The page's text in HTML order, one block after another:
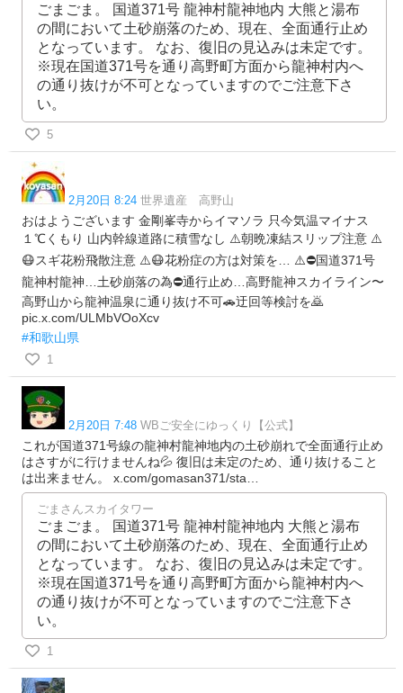
ごまごま。 国道371号 龍神村龍神地内 大熊と湯布
の間において土砂崩落のため、現在、全面通行止め
となっています。 なお、復旧の見込みは未定です。
※現在国道371号を通り高野町方面から龍神村内へ
の通り抜けが不可となっていますのでご注意下さ
い。
5
2月20日 8:24 世界遺産 高野山
おはようございます 金剛峯寺からイマソラ 只今気温マイナス
１℃くもり 山内幹線道路に積雪なし ⚠️朝晩凍結スリップ注意 ⚠️
😷スギ花粉飛散注意 ⚠️😷花粉症の方は対策を… ⚠️⛔国道371号
龍神村龍神…土砂崩落の為⛔通行止め…高野龍神スカイライン〜
高野山から龍神温泉に通り抜け不可🚗迂回等検討を🙇
pic.x.com/ULMbVOoXcv
#和歌山県
1
2月20日 7:48 WBご安全にゆっくり【公式】
これが国道371号線の龍神村龍神地内の土砂崩れで全面通行止め
はさすがに行けませんね💦 復旧は未定のため、通り抜けること
は出来ません。 x.com/gomasan371/sta…
ごまさんスカイタワー
ごまごま。 国道371号 龍神村龍神地内 大熊と湯布
の間において土砂崩落のため、現在、全面通行止め
となっています。 なお、復旧の見込みは未定です。
※現在国道371号を通り高野町方面から龍神村内へ
の通り抜けが不可となっていますのでご注意下さ
い。
1